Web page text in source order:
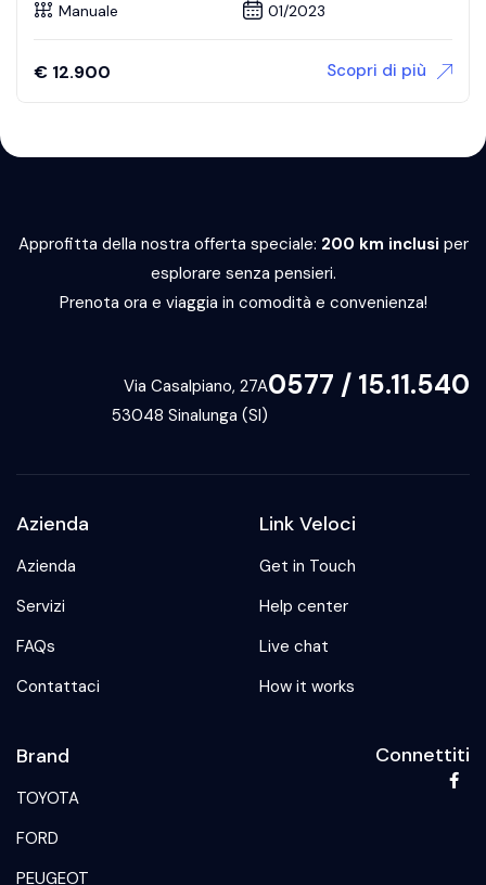
Manuale
01/2023
€ 12.900 Scopri di più
Approfitta della nostra offerta speciale: 200 km inclusi per
esplorare senza pensieri.
Prenota ora e viaggia in comodità e convenienza!
0577 / 15.11.540
Via Casalpiano, 27A
53048 Sinalunga (SI)
Azienda
Azienda
Servizi
FAQs
Contattaci
Link Veloci
Get in Touch
Help center
Live chat
How it works
Brand
TOYOTA
FORD
PEUGEOT
Connettiti